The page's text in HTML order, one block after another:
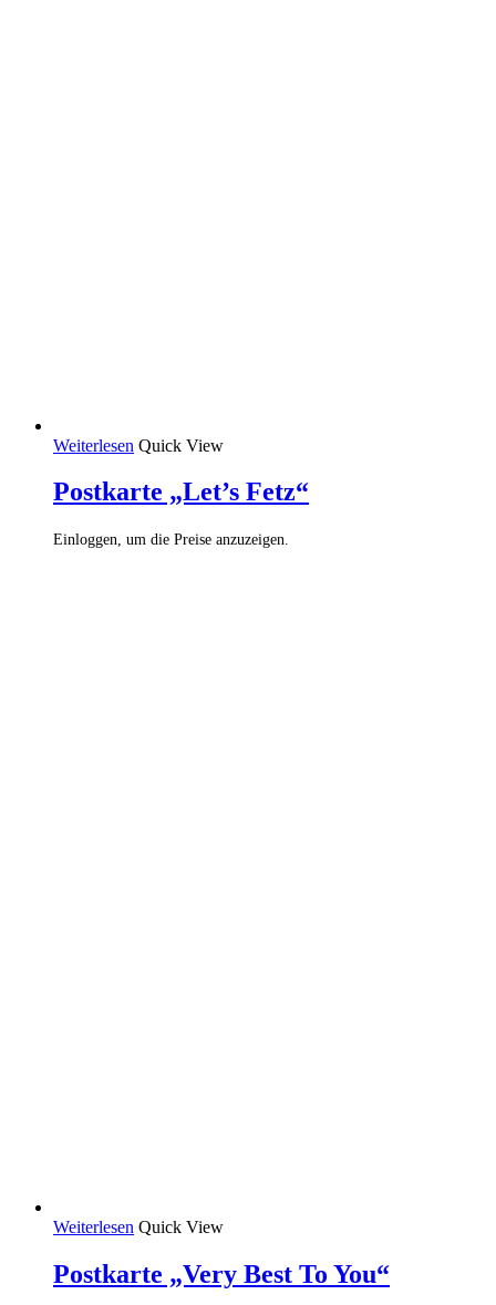
Weiterlesen Quick View
Postkarte „Let’s Fetz“
Einloggen, um die Preise anzuzeigen.
Weiterlesen Quick View
Postkarte „Very Best To You“